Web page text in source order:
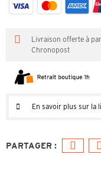
Livraison offerte à
Chronopost
En savoir plus sur la